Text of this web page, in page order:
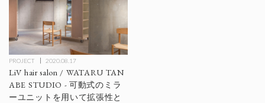
PROJECT 2020.08.17
LiV hair salon / WATARU TAN
ABE STUDIO - 可動式のミラ
ーユニットを用いて拡張性と